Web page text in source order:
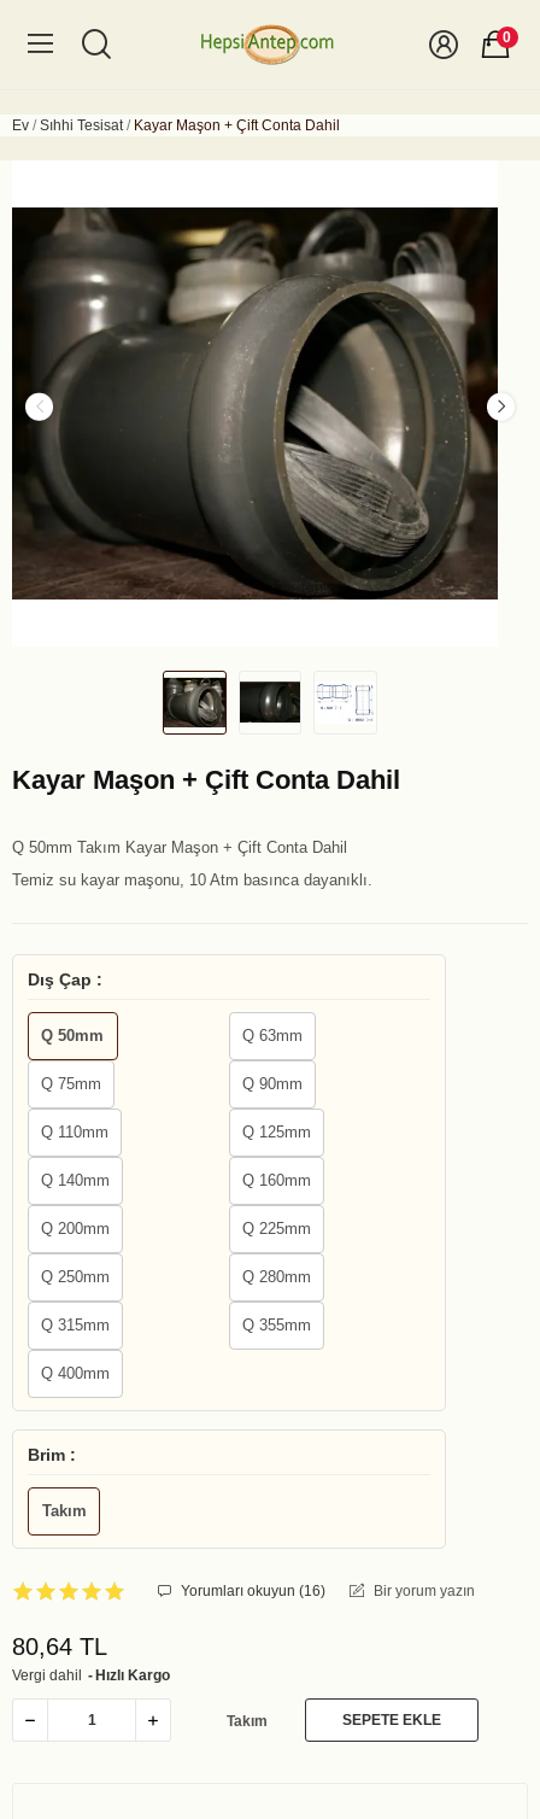
0
Ev Sıhhi Tesisat Kayar Maşon + Çift Conta Dahil
Kayar Maşon + Çift Conta Dahil
Q 50mm Takım Kayar Maşon + Çift Conta Dahil
Temiz su kayar maşonu, 10 Atm basınca dayanıklı.
Dış Çap :
Q 50mm Q 63mm
Q 75mm Q 90mm
Q 110mm Q 125mm
Q 140mm Q 160mm
Q 200mm Q 225mm
Q 250mm Q 280mm
Q 315mm Q 355mm
Q 400mm
Brim :
Takım
Yorumları okuyun (16) Bir yorum yazın
80,64 TL
Vergi dahil Hızlı Kargo
Takım SEPETE EKLE